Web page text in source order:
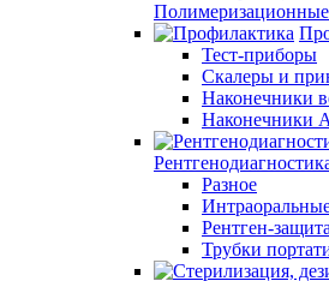
Тест-приборы
Скалеры и
Наконечники
Наконечники
Разное
Рентген-защита
Трубки